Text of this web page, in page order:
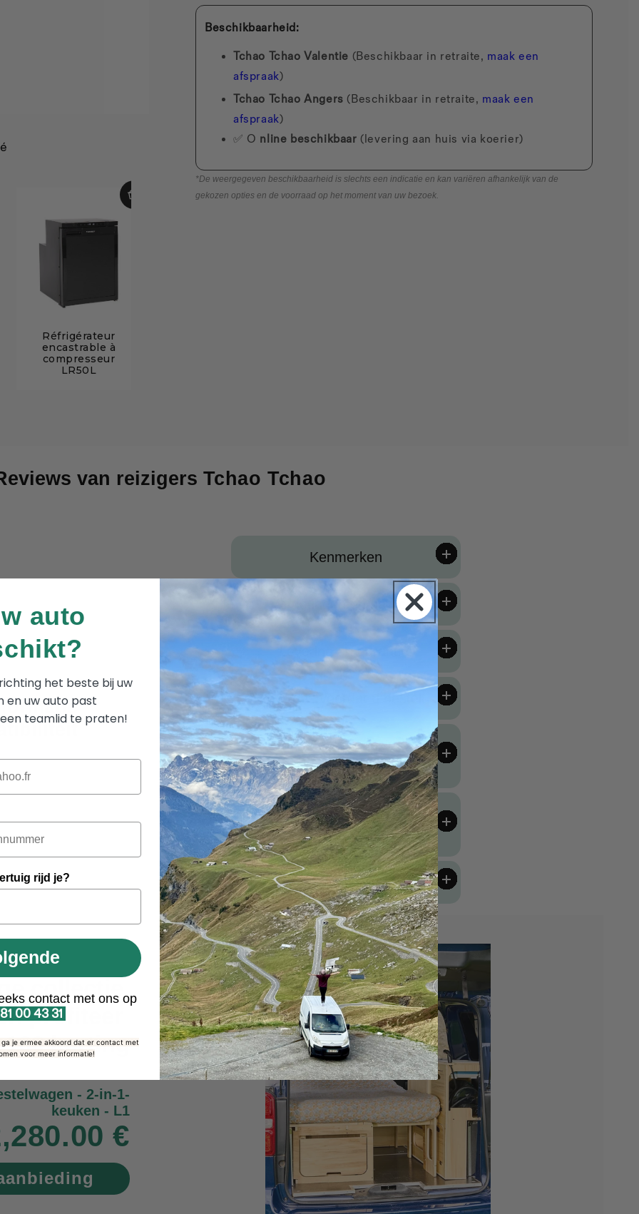
Réfrigérateur
encastrable à
compresseur
LR50L
Beschikbaarheid:
Tchao Tchao Valentie (Beschikbaar in retraite, maak een
afspraak)
Tchao Tchao Angers (Beschikbaar in retraite, maak een
afspraak)
✅ O nline beschikbaar (levering aan huis via koerier)
*De weergegeven beschikbaarheid is slechts een indicatie en kan variëren afhankelijk van de
gekozen opties en de voorraad op het moment van uw bezoek.
van reizigers Tchao Tchao
Kenmerken
Afmetingen en gewicht
Levering en garantie
⚠️ Lees voordat u bestelt
Franse en inclusieve
productie 💚
Voorzorgsmaatregelen &
veiligheid
Terug
collectie
profiteer
100 korting
- 2-in-1-
keuken - L1
€
auto
het beste bij uw
en uw auto past
teamlid te praten!
rijd je?
contact met ons op
00 43 31
ga je ermee akkoord dat er contact met
voor meer informatie!